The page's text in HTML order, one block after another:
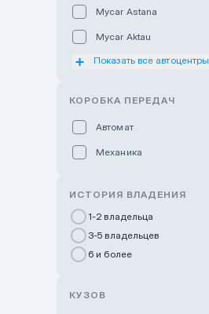
Mycar Astana
Mycar Aktau
Mycar Uralsk
GWM Nurly Zhol
Chery Astana
Показать все автоцентры
КОРОБКА ПЕРЕДАЧ
Автомат
Механика
ИСТОРИЯ ВЛАДЕНИЯ
1-2 владельца
3-5 владельцев
6 и более
КУЗОВ